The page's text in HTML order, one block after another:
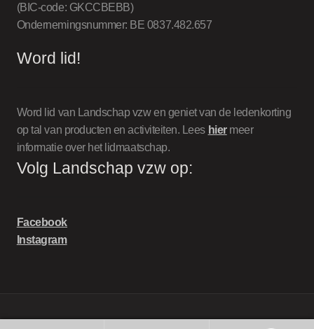
(BIC-code: GKCCBEBB)
Ondernemingsnummer: BE 0837.482.657
Word lid!
Word lid van Landschap vzw en geniet van de ledenkorting
op tal van producten en activiteiten. Lees hiermeer
informatie over het lidmaatschap.
Volg Landschap vzw op:
Facebook
Instagram